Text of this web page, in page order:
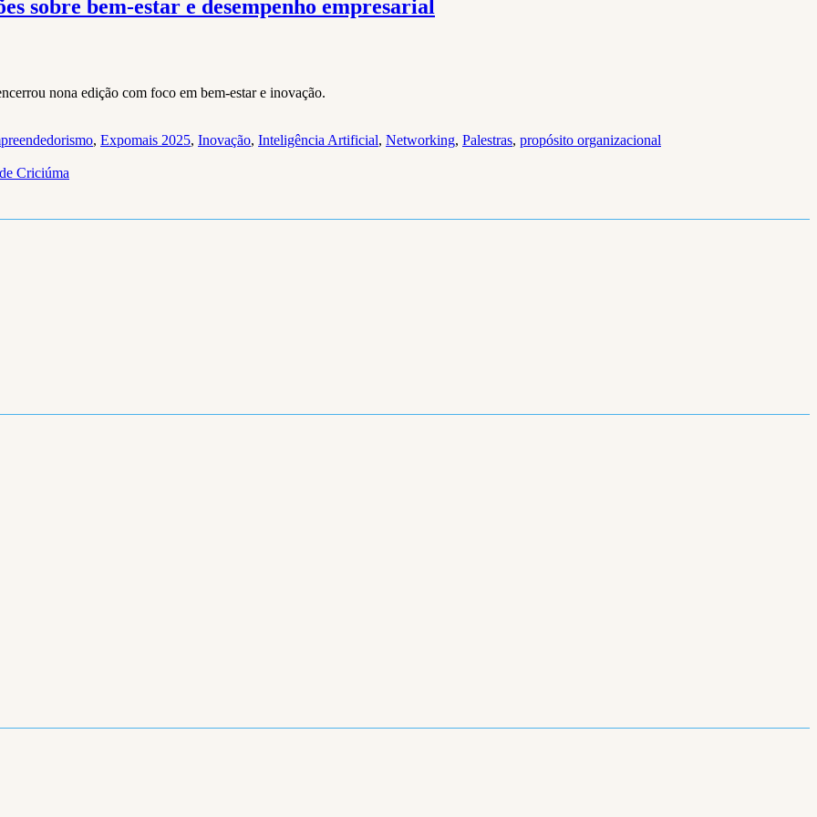
sobre bem-estar e desempenho empresarial
nona edição com foco em bem-estar e inovação.
, Expomais 2025, Inovação, Inteligência Artificial, Networking, Palestras, propósito organizacional